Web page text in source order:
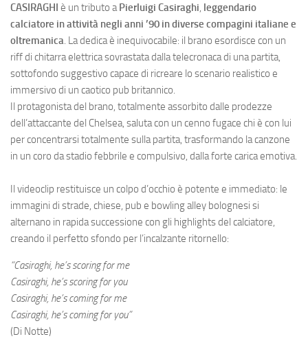
CASIRAGHI è un tributo aPierluigi Casiraghi, leggendario
calciatore in attività negli anni ’90 in diverse compagini italiane e
oltremanica. La dedica è inequivocabile: il brano esordisce con un
riff di chitarra elettrica sovrastata dalla telecronaca di una partita,
sottofondo suggestivo capace di ricreare lo scenario realistico e
immersivo di un caotico pub britannico.
Il protagonista del brano, totalmente assorbito dalle prodezze
dell’attaccante del Chelsea, saluta con un cenno fugace chi è con lui
per concentrarsi totalmente sulla partita, trasformando la canzone
in un coro da stadio febbrile e compulsivo, dalla forte carica emotiva.
Il videoclip restituisce un colpo d’occhio è potente e immediato: le
immagini di strade, chiese, pub e bowling alley bolognesi si
alternano in rapida successione con gli highlights del calciatore,
creando il perfetto sfondo per l’incalzante ritornello:
“Casiraghi, he’s scoring for me
Casiraghi, he’s scoring for you
Casiraghi, he’s coming for me
Casiraghi, he’s coming for you”
(Di Notte)